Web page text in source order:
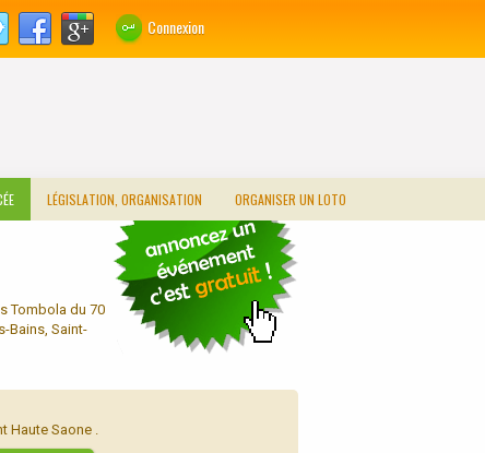
Connexion
LÉGISLATION, ORGANISATION ORGANISER UN LOTO
Tombola du 70
Bains, Saint-
Haute Saone .